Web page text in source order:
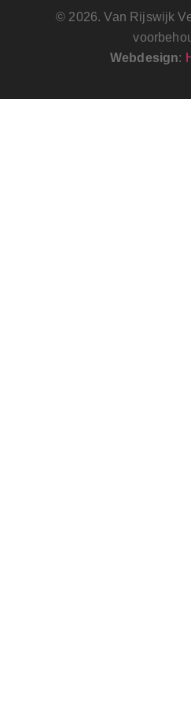
© 2026. Van Rijswijk
Webdesign: